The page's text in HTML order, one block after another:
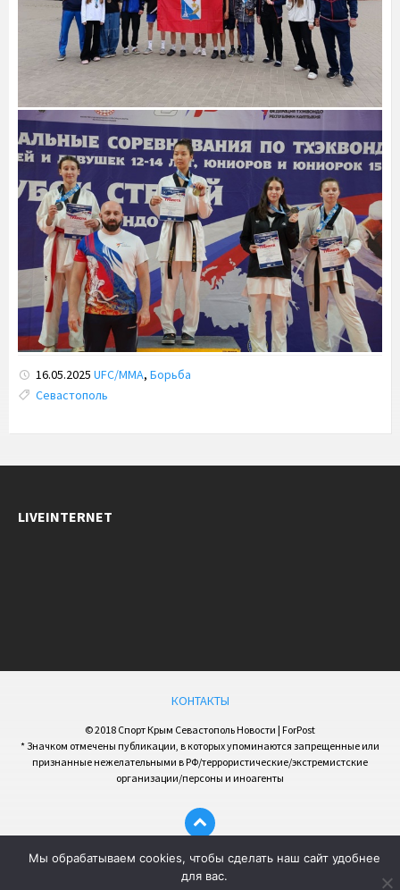
16.05.2025 UFC/ММА, Борьба
Tags:
Севастополь
LIVEINTERNET
КОНТАКТЫ
© 2018 Спорт Крым Севастополь Новости | ForPost
* Значком отмечены публикации, в которых упоминаются запрещенные или
признанные нежелательными в РФ/террористические/экстремистские
организации/персоны и иноагенты
Мы обрабатываем cookies, чтобы сделать наш сайт удобнее
для вас.